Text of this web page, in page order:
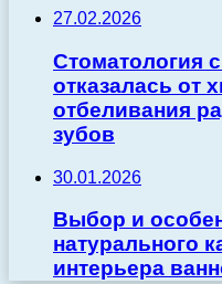
27.02.2026
Стоматология
отказалась от
отбеливания
зубов
30.01.2026
Выбор и
натурального
интерьера